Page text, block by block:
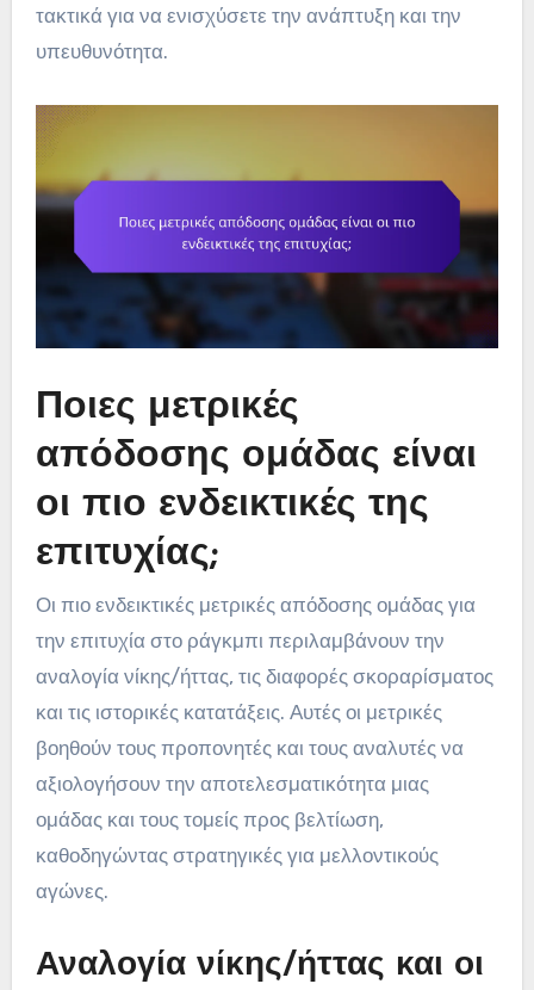
τακτικά για να ενισχύσετε την ανάπτυξη και την
υπευθυνότητα.
Ποιες μετρικές
απόδοσης ομάδας είναι
οι πιο ενδεικτικές της
επιτυχίας;
Οι πιο ενδεικτικές μετρικές απόδοσης ομάδας για
την επιτυχία στο ράγκμπι περιλαμβάνουν την
αναλογία νίκης/ήττας, τις διαφορές σκοραρίσματος
και τις ιστορικές κατατάξεις. Αυτές οι μετρικές
βοηθούν τους προπονητές και τους αναλυτές να
αξιολογήσουν την αποτελεσματικότητα μιας
ομάδας και τους τομείς προς βελτίωση,
καθοδηγώντας στρατηγικές για μελλοντικούς
αγώνες.
Αναλογία νίκης/ήττας και οι